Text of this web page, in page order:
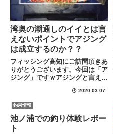
湾奥の潮通しのイイとは言
えないポイントでアジング
は成立するのか？？
フィッシング高知にご訪問頂きあ
りがとうございます。今回は「ア
ジング」ですｗアジングと言え
が高まっているライトゲームです
そのアジングの釣り場選びのポイ
ントとしてよく上げられる数点が
ありまして、それがこちら潮通し
が...
2020.03.07
釣果情報
池ノ浦での釣り体験レポー
ト